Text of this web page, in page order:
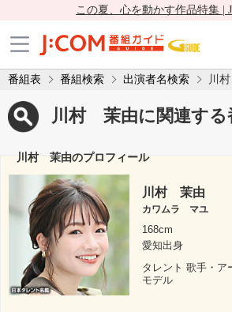
この夏、心を動かす作品特集 |
番組表 番組検索 出演者名検索 川
川村 茉由に関連する
川村 茉由のプロフィール
川村 茉由
カワムラ マユ
168cm
愛知出身
タレント 歌手・ア
モデル